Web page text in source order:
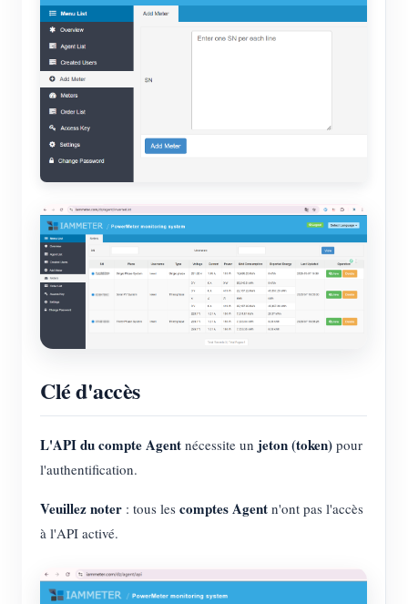
Clé d'accès
L'API du compte Agent nécessite un jeton (token) pour
l'authentification.
Veuillez noter : tous les comptes Agent n'ont pas l'accès
à l'API activé.